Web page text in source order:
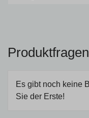
Produktfragen
Es gibt noch keine
Sie der Erste!